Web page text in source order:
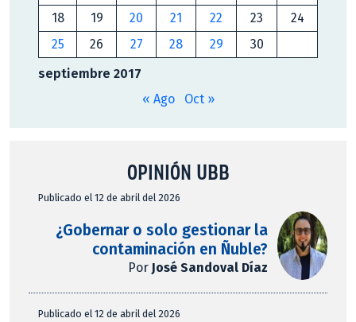
septiembre 2017
18
19 20 21 22 23
24
25
26 27 28 29 30
« Ago Oct »
OPINIÓN UBB
Publicado el 12 de abril del 2026
¿Gobernar o solo gestionar la
contaminación en Ñuble?
Por José Sandoval Díaz
Publicado el 12 de abril del 2026